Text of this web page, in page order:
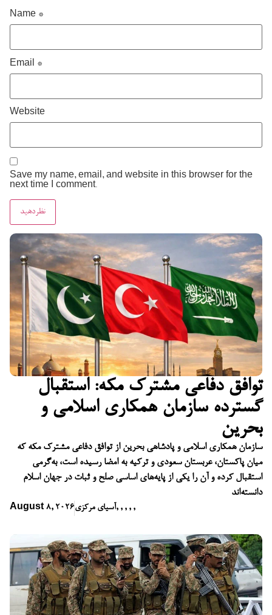
توافق دفاعی مشترک مکه: استقبال
گسترده سازمان همکاری اسلامی و
بحرین
سازمان همکاری اسلامی و پادشاهی بحرین از توافق دفاعی مشترک مکه که
میان پاکستان، عربستان سعودی و ترکیه به امضا رسیده است، به‌گرمی
استقبال کرده و آن را یکی از پایه‌های اساسی صلح و ثبات در جهان اسلام
دانسته‌اند
August 8, 2026آسیای مرکزی, , , , ,
Name *
Email *
Website
Save my name, email, and website in this browser for the
next time I comment.